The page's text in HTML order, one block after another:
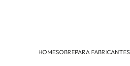
HOMESOBREPARA FABRICANTES